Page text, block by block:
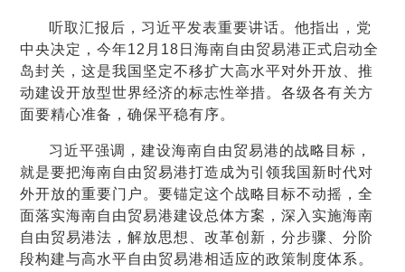
听取汇报后，习近平发表重要讲话。他指出，党
中央决定，今年12月18日海南自由贸易港正式启动全
岛封关，这是我国坚定不移扩大高水平对外开放、推
动建设开放型世界经济的标志性举措。各级各有关方
面要精心准备，确保平稳有序。
习近平强调，建设海南自由贸易港的战略目标，
就是要把海南自由贸易港打造成为引领我国新时代对
外开放的重要门户。要锚定这个战略目标不动摇，全
面落实海南自由贸易港建设总体方案，深入实施海南
自由贸易港法，解放思想、改革创新，分步骤、分阶
段构建与高水平自由贸易港相适应的政策制度体系。